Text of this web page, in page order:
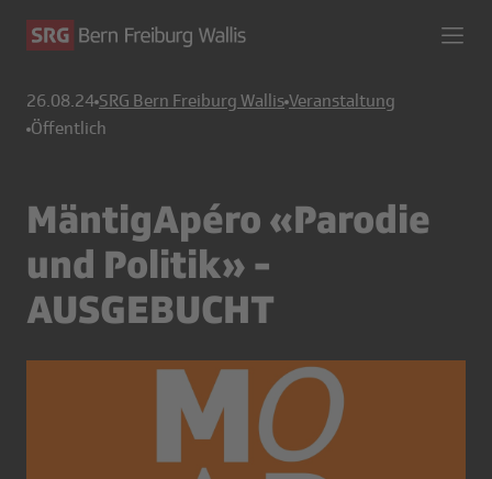
26.08.24 SRG Bern Freiburg Wallis Veranstaltung
Öffentlich
MäntigApéro «Parodie
und Politik» -
AUSGEBUCHT